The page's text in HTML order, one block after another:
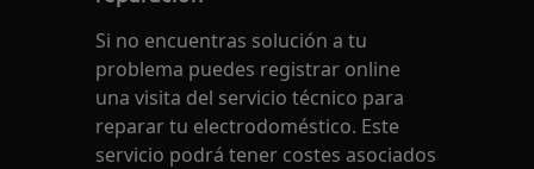
Si no encuentras solución a tu
problema puedes registrar online
una visita del servicio técnico para
reparar tu electrodoméstico. Este
servicio podrá tener costes asociados